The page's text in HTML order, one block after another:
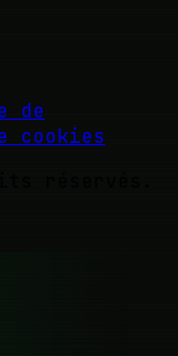
de
cookies